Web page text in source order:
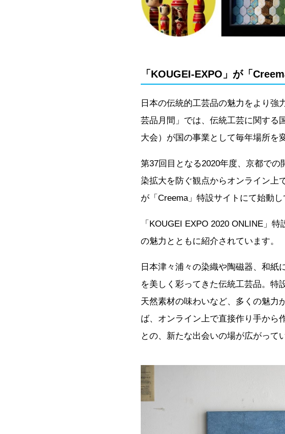
「KOUGEI-EXPO」が「
日本の伝統的工芸品の魅力をより強
芸品月間」では、伝統工芸に関する
大会）が国の事業として毎年場所を
第37回目となる2020年度、京都で
染拡大を防ぐ観点からオンライン上
が「Creema」特設サイトにて始動し
「KOUGEI EXPO 2020 ONLINE」
の魅力とともに紹介されています。
日本津々浦々の染織や陶磁器、和紙
を美しく彩ってきた伝統工芸品。特
天然素材の味わいなど、多くの魅力
ば、オンライン上で直接作り手から
との、新たな出会いの場が広がって